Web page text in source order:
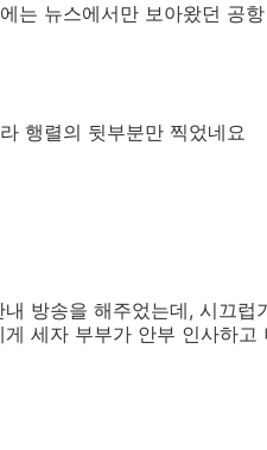
는 뉴스에서만 보아왔던 공
행렬의 뒷부분만 찍었네요
방송을 해주었는데, 시끄
세자 부부가 안부 인사하